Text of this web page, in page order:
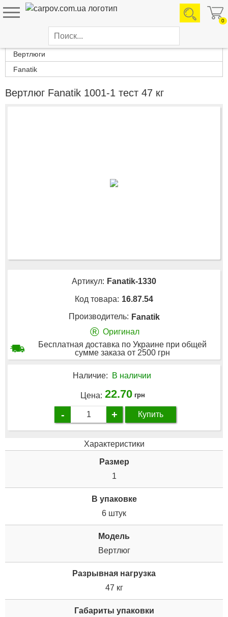
0
Каталог товаров
Вертлюги
Fanatik
Вертлюг Fanatik 1001-1 тест 47 кг
Артикул: Fanatik-1330
Код товара: 16.87.54
Производитель: Fanatik
® Оригинал
Бесплатная доставка по Украине при общей
сумме заказа от 2500 грн
Наличие: В наличии
Цена: 22.70 грн
- + Купить
Характеристики
Размер
1
В упаковке
6 штук
Модель
Вертлюг
Разрывная нагрузка
47 кг
Габариты упаковки